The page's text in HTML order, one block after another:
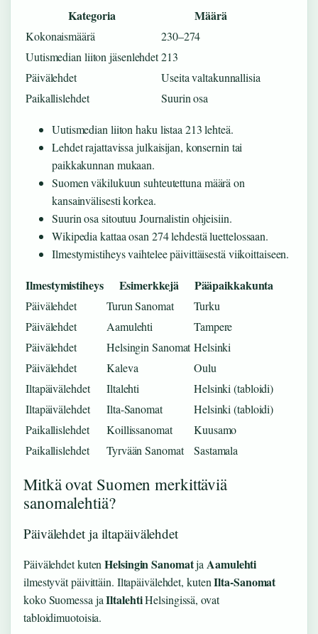
Kategoria Määrä
Kokonaismäärä
230–274
Uutismedian liiton jäsenlehdet213
Päivälehdet
Useita valtakunnallisia
Paikallislehdet
Suurin osa
Uutismedian liiton haku listaa 213 lehteä.
Lehdet rajattavissa julkaisijan, konsernin tai
paikkakunnan mukaan.
Suomen väkilukuun suhteutettuna määrä on
kansainvälisesti korkea.
Suurin osa sitoutuu Journalistin ohjeisiin.
Wikipedia kattaa osan 274 lehdestä luettelossaan.
Ilmestymistiheys vaihtelee päivittäisestä viikoittaiseen.
Ilmestymistiheys Esimerkkejä Pääpaikkakunta
Päivälehdet Turun Sanomat
Turku
Päivälehdet
Aamulehti
Tampere
Päivälehdet
Helsingin Sanomat Helsinki
Päivälehdet
Kaleva
Oulu
Iltapäivälehdet
Iltalehti
Helsinki (tabloidi)
Iltapäivälehdet
Ilta-Sanomat
Helsinki (tabloidi)
Paikallislehdet
Koillissanomat
Kuusamo
Paikallislehdet
Tyrvään Sanomat Sastamala
Mitkä ovat Suomen merkittäviä
sanomalehtiä?
Päivälehdet ja iltapäivälehdet
Päivälehdet kutenHelsingin Sanomatja Aamulehti
ilmestyvät päivittäin. Iltapäivälehdet, kutenIlta-Sanomat
koko Suomessa jaIltalehtiHelsingissä, ovat
tabloidimuotoisia.